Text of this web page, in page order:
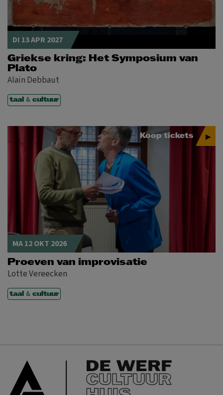
DI 13 APR 2027
Griekse kring: Het Symposium van
Plato
Alain Debbaut
taal &cultuur
Koop tickets
MA 12 OKT 2026
Proeven van improvisatie
Lotte Vereecken
taal &cultuur